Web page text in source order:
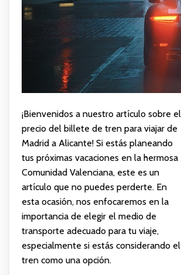
¡Bienvenidos a nuestro artículo sobre el
precio del billete de tren para viajar de
Madrid a Alicante! Si estás planeando
tus próximas vacaciones en la hermosa
Comunidad Valenciana, este es un
artículo que no puedes perderte. En
esta ocasión, nos enfocaremos en la
importancia de elegir el medio de
transporte adecuado para tu viaje,
especialmente si estás considerando el
tren como una opción.